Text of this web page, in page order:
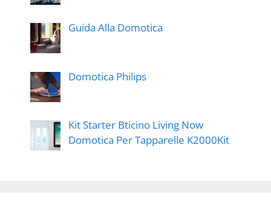
Guida Alla Domotica
Domotica Philips
Kit Starter Bticino Living Now
Domotica Per Tapparelle K2000Kit